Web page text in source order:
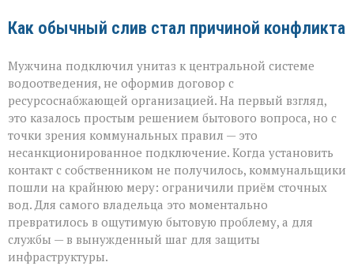
Как обычный слив стал причиной конфликта
Мужчина подключил унитаз к центральной системе
водоотведения, не оформив договор с
ресурсоснабжающей организацией. На первый взгляд,
это казалось простым решением бытового вопроса, но с
точки зрения коммунальных правил — это
несанкционированное подключение. Когда установить
контакт с собственником не получилось, коммунальщики
пошли на крайнюю меру: ограничили приём сточных
вод. Для самого владельца это моментально
превратилось в ощутимую бытовую проблему, а для
службы — в вынужденный шаг для защиты
инфраструктуры.